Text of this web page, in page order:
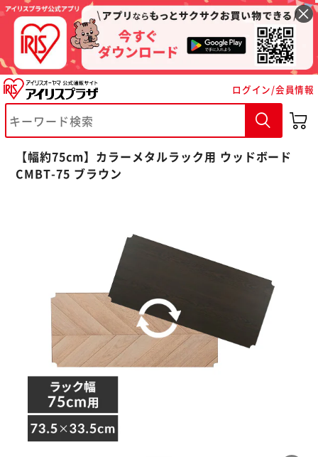
ログイン/会員情報
【幅約75cm】カラーメタルラック用 ウッドボード
CMBT-75 ブラウン
カートに入れる 購入手続きへ